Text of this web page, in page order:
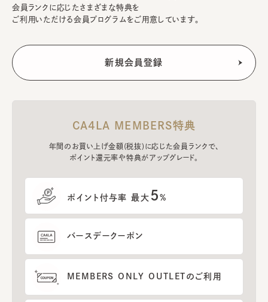
会員ランクに応じたさまざまな特典を
ご利用いただける会員プログラムをご用意しています。
CA4LA MEMBERS特典
年間のお買い上げ金額(税抜)に応じた会員ランクで、
ポイント還元率や特典がアップグレード。
ポイント付与率 最大 5%
バースデークーポン
MEMBERS ONLY OUTLETのご利用